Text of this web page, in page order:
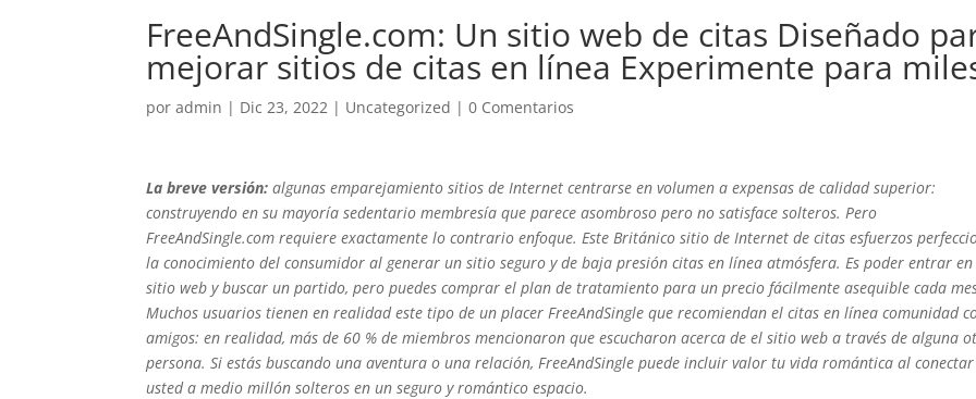
FreeAndSingle.com: Un sitio web de citas Diseñado
mejorar sitios de citas en línea Experimente para
poradmin | Dic 23, 2022 | Uncategorized |0 Comentarios
La breve versión:algunas emparejamiento sitios de Internet centrarse en volumen a expensas de calidad superior:
construyendo en su mayoría sedentario membresía que parece asombroso pero no satisface solteros. Pero
FreeAndSingle.com requiere exactamente lo contrario enfoque. Este Británico sitio de Internet de citas esfuerzos
la conocimiento del consumidor al generar un sitio seguro y de baja presión citas en línea atmósfera. Es poder entrar
sitio web y buscar un partido, pero puedes comprar el plan de tratamiento para un precio fácilmente asequible cada
Muchos usuarios tienen en realidad este tipo de un placer FreeAndSingle que recomiendan el citas en línea comunidad
amigos: en realidad, más de 60 % de miembros mencionaron que escucharon acerca de el sitio web a través de alguna
persona. Si estás buscando una aventura o una relación, FreeAndSingle puede incluir valor tu vida romántica al conectar
usted a medio millón solteros en un seguro y romántico espacio.